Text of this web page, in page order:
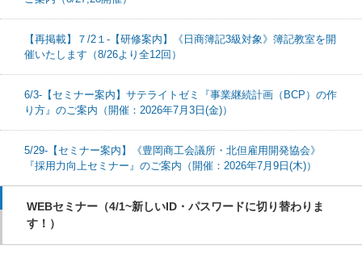
【再掲載】７/2１-【研修案内】《日商簿記3級対象》簿記教室を開
催いたします（8/26より全12回）
6/3-【セミナー案内】サテライトゼミ『事業継続計画（BCP）の作
り方』のご案内（開催：2026年7月3日(金)）
5/29-【セミナー案内】《豊岡商工会議所・北但雇用開発協会》
『採用力向上セミナー』のご案内（開催：2026年7月9日(木)）
WEBセミナー（4/1~新しいID・パスワードに切り替わりま
す！）